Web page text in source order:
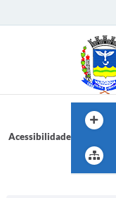
Acessibilidade